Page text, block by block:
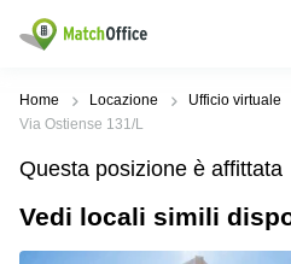
Dare in locazione e affittare
Tipologie di
locali
Ufficio
Zone
Popolari
Genova
Ricerche
popolari
Coworking
Lazio
Aiuto
Chi Siamo
Home Locazione Ufficio virtuale
Via Ostiense 131/L
Questa posizione è affittata
Vedi locali simili